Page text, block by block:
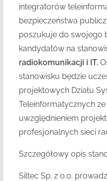
integratorów
bezpieczeństwa
poszukuje do swojego
kandydatów na
radiokomunikacji i IT.
stanowisku będzie
projektowych Działu
Teleinformatycznych
uwzględnieniem
profesjonalnych sieci
Szczegółowy opis
Siltec Sp. z o.o.